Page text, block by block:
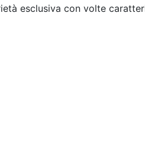
esclusiva con volte